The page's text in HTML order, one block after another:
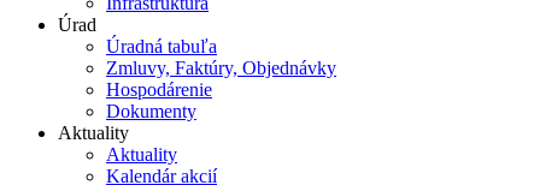
Úrad
Úradná tabuľa
Zmluvy, Faktúry, Objednávky
Hospodárenie
Dokumenty
Aktuality
Aktuality
Kalendár akcií